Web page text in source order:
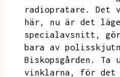
radiopratare.
Det
här,
nu är det
specialavsnitt,
bara av
Biskopsgården.
Ta
vinklarna,
för det